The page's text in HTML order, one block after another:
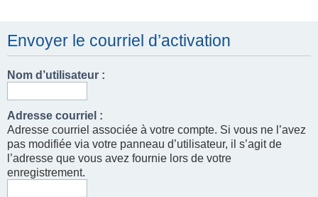
Envoyer le courriel d’activation
Nom d’utilisateur :
Adresse courriel :
Adresse courriel associée à votre compte. Si vous ne l’avez
pas modifiée via votre panneau d’utilisateur, il s’agit de
l’adresse que vous avez fournie lors de votre
enregistrement.